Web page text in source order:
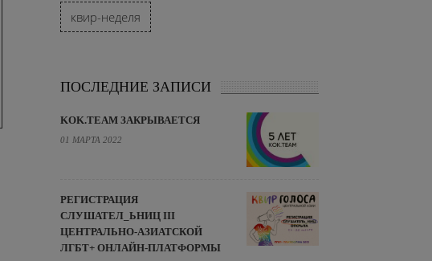
квир-неделя
ПОСЛЕДНИЕ ЗАПИСИ
KOK.TEAM ЗАКРЫВАЕТСЯ
01 МАРТА 2022
РЕГИСТРАЦИЯ
СЛУШАТЕЛ_ЬНИЦ III
ЦЕНТРАЛЬНО-АЗИАТСКОЙ
ЛГБТ+ ОНЛАЙН-ПЛАТФОРМЫ